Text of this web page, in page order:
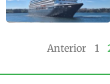
Anterior 1